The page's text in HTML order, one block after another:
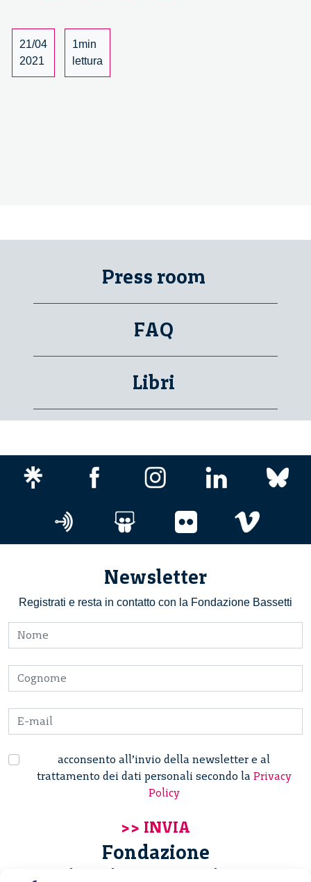
21/04
2021
1min
lettura
Press room
FAQ
Libri
Newsletter
Registrati e resta in contatto con la Fondazione Bassetti
acconsento all’invio della newsletter e al
trattamento dei dati personali secondo la Privacy
Policy
Fondazione
Giannino Bassetti ETS